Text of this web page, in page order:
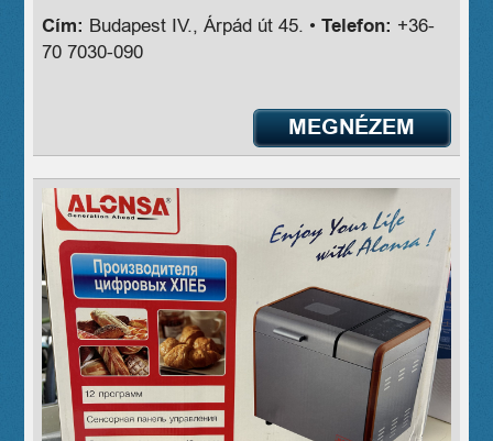
Cím: Budapest IV., Árpád út 45. •Telefon: +36-
70 7030-090
MEGNÉZEM